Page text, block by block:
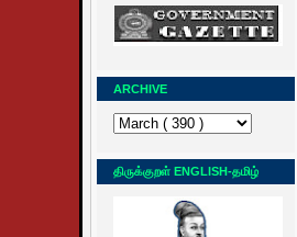
ARCHIVE
திருக்குறள் ENGLISH-தமிழ்